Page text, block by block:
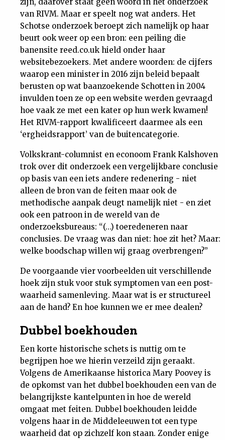
van RIVM. Maar er speelt nog wat anders. Het
Schotse onderzoek beroept zich namelijk op haar
beurt ook weer op een bron: een peiling die
banensite reed.co.uk hield onder haar
websitebezoekers. Met andere woorden: de cijfers
waarop een minister in 2016 zijn beleid bepaalt
berusten op wat baanzoekende Schotten in 2004
invulden toen ze op een website werden gevraagd
hoe vaak ze met een kater op hun werk kwamen!
Het RIVM-rapport kwalificeert daarmee als een
‘ergheidsrapport’ van de buitencategorie.
Volkskrant-columnist en econoom Frank Kalshoven
trok over dit onderzoek een vergelijkbare conclusie
op basis van een iets andere redenering - niet
alleen de bron van de feiten maar ook de
methodische aanpak deugt namelijk niet - en ziet
ook een patroon in de wereld van de
onderzoeksbureaus: “(…) toeredeneren naar
conclusies. De vraag was dan niet: hoe zit het? Maar:
welke boodschap willen wij graag overbrengen?”
De voorgaande vier voorbeelden uit verschillende
hoek zijn stuk voor stuk symptomen van een post-
waarheid samenleving. Maar wat is er structureel
aan de hand? En hoe kunnen we er mee dealen?
Dubbel boekhouden
Een korte historische schets is nuttig om te
begrijpen hoe we hierin verzeild zijn geraakt.
Volgens de Amerikaanse historica Mary Poovey is
de opkomst van het dubbel boekhouden een van de
belangrijkste kantelpunten in hoe de wereld
omgaat met feiten. Dubbel boekhouden leidde
volgens haar in de Middeleeuwen tot een type
waarheid dat op zichzelf kon staan. Zonder enige